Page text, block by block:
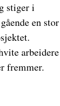
stiger i
en stor
arbeidere
fremmer.